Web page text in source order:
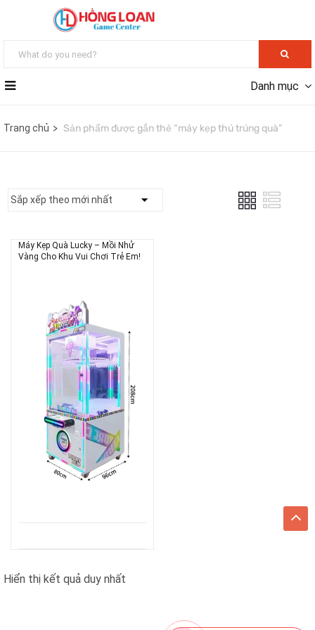
Danh mục
Trang chủ Sản phẩm được gắn thẻ “máy kẹp thú trúng quà”
Máy Kẹp Quà Lucky – Mồi Nhử
Vàng Cho Khu Vui Chơi Trẻ Em!
Hiển thị kết quả duy nhất